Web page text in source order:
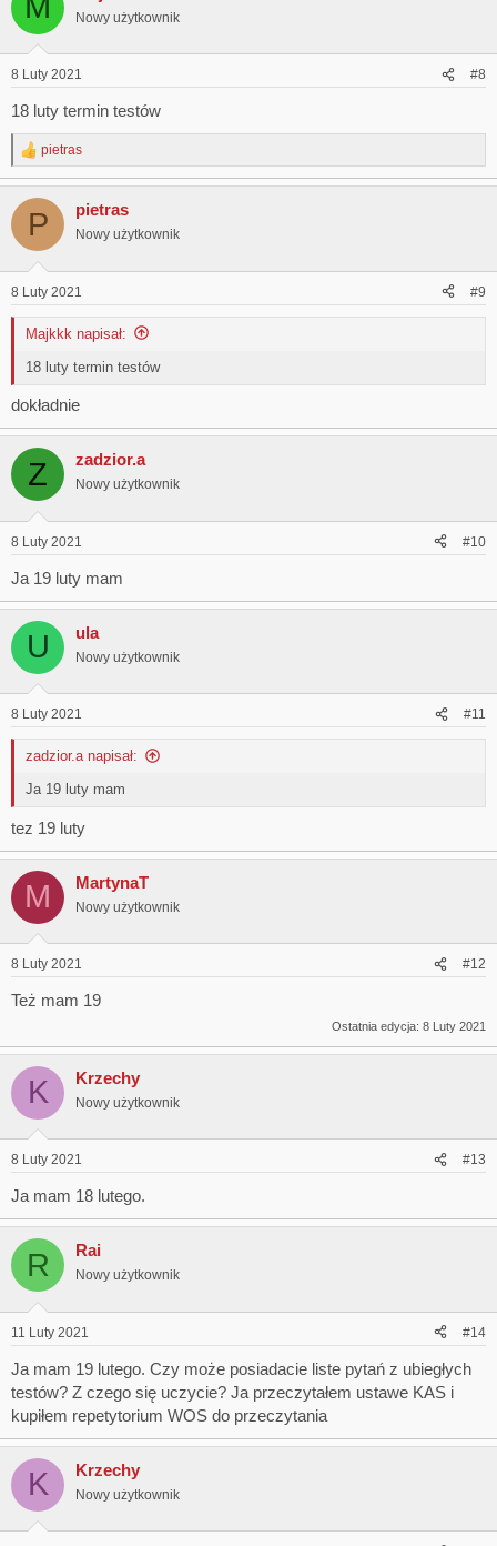
Nowy użytkownik
8 Luty 2021 #8
18 luty termin testów
R
e
c
i
s
:
pietras
P pietras
Nowy użytkownik
8 Luty 2021 #9
Majkkk napisał:
18 luty termin testów
dokładnie
Z zadzior.a
Nowy użytkownik
8 Luty 2021 #10
Ja 19 luty mam
U ula
Nowy użytkownik
8 Luty 2021 #11
zadzior.a napisał:
Ja 19 luty mam
tez 19 luty
M MartynaT
Nowy użytkownik
8 Luty 2021 #12
Też mam 19
Ostatnia edycja: 8 Luty 2021
K Krzechy
Nowy użytkownik
8 Luty 2021 #13
Ja mam 18 lutego.
R Rai
Nowy użytkownik
11 Luty 2021 #14
Ja mam 19 lutego. Czy może posiadacie liste pytań z ubiegłych
testów? Z czego się uczycie? Ja przeczytałem ustawe KAS i
kupiłem repetytorium WOS do przeczytania
K Krzechy
Nowy użytkownik